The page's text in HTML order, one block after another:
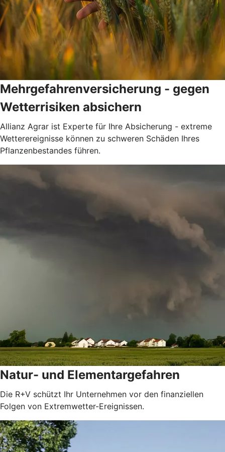
Mehrgefahrenversicherung - gegen
Wetterrisiken absichern
Allianz Agrar ist Experte für Ihre Absicherung - extreme
Wetterereignisse können zu schweren Schäden Ihres
Pflanzenbestandes führen.
Natur- und Elementargefahren
Die R+V schützt Ihr Unternehmen vor den finanziellen
Folgen von Extremwetter-Ereignissen.